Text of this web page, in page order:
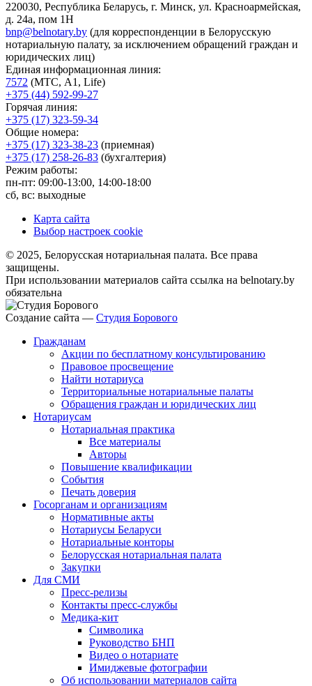
220030, Республика Беларусь, г. Минск, ул. Красноармейская,
д. 24а, пом 1Н
bnp@belnotary.by (для корреспонденции в Белорусскую
нотариальную палату, за исключением обращений граждан и
юридических лиц)
Единая информационная линия:
7572 (МТС, A1, Life)
+375 (44) 592-99-27
Горячая линия:
+375 (17) 323-59-34
Общие номера:
+375 (17) 323-38-23 (приемная)
+375 (17) 258-26-83 (бухгалтерия)
Режим работы:
пн-пт: 09:00-13:00, 14:00-18:00
сб, вс: выходные
Карта сайта
Выбор настроек cookie
© 2025, Белорусская нотариальная палата. Все права
защищены.
При использовании материалов сайта ссылка на belnotary.by
обязательна
Создание сайта — Студия Борового
Гражданам
Акции по бесплатному консультированию
Правовое просвещение
Найти нотариуса
Территориальные нотариальные палаты
Обращения граждан и юридических лиц
Нотариусам
Нотариальная практика
Все материалы
Авторы
Повышение квалификации
События
Печать доверия
Госорганам и организациям
Нормативные акты
Нотариусы Беларуси
Нотариальные конторы
Белорусская нотариальная палата
Закупки
Для СМИ
Пресс-релизы
Контакты пресс-службы
Медика-кит
Символика
Руководство БНП
Видео о нотариате
Имиджевые фотографии
Об использовании материалов сайта